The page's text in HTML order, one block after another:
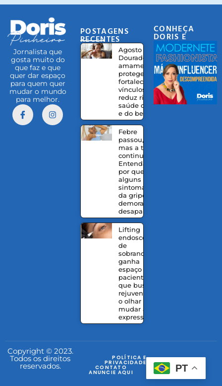
Jornalista que
gosta muito do
que faz e que
quer dar espaço
para quem quer
mudar o mundo
para melhor.
POSTAGENS
RECENTES
Agosto
Dourado:
amamentação
protege,
fortalece
vínculos e
reduz riscos à
saúde da mãe
e do bebê
Febre
passou,
mas a tosse
continua?
Entenda
por que
alguns
sintomas
da gripe
demoram a
desaparecer
Lifting
endoscópico
de
sobrancelhas
ganha
espaço entre
pacientes
que buscam
rejuvenescer
o olhar sem
mudar a
expressão
CONHEÇA
DORIS E
EQUIPE
Copyright © 2023.
Todos os direitos
reservados.
POLÍTICA E
PRIVACIDADE
CONTATO
ANUNCIE AQUI PT